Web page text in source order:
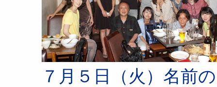
７月５日（火）名前